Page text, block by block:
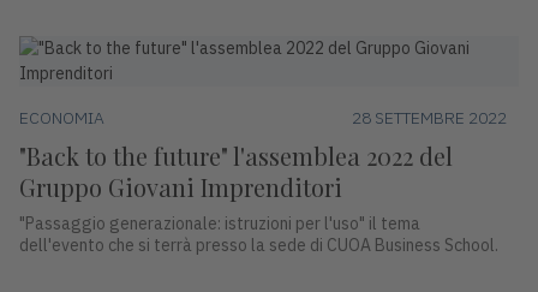
ECONOMIA 28 SETTEMBRE 2022
"Back to the future" l'assemblea 2022 del
Gruppo Giovani Imprenditori
"Passaggio generazionale: istruzioni per l'uso" il tema
dell'evento che si terrà presso la sede di CUOA Business School.